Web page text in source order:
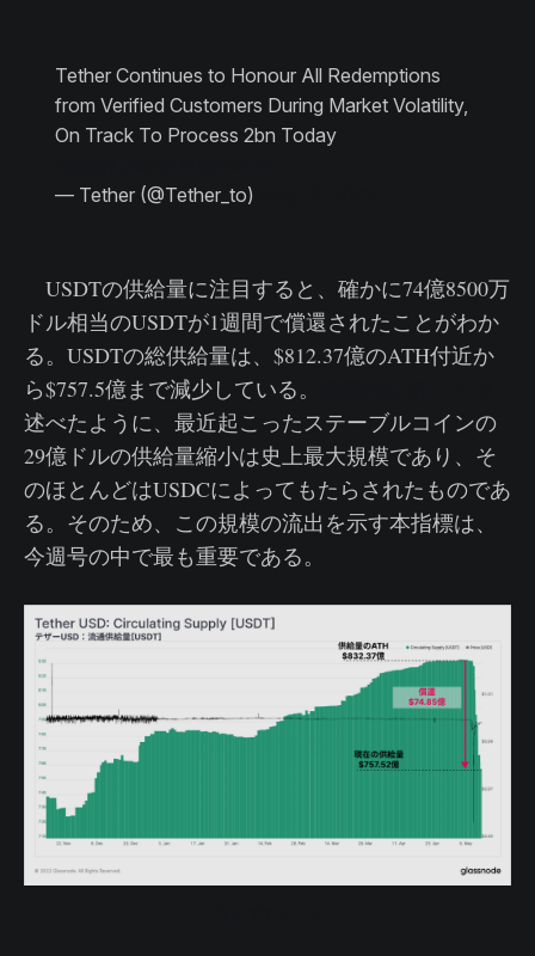
Tether Continues to Honour All Redemptions
from Verified Customers During Market Volatility,
On Track To Process 2bn Today
— Tether (@Tether_to)
USDTの供給量に注目すると、確かに74億8500万
ドル相当のUSDTが1週間で償還されたことがわか
る。USDTの総供給量は、$812.37億のATH付近か
ら$757.5億まで減少している。
述べたように、最近起こったステーブルコインの
29億ドルの供給量縮小は史上最大規模であり、そ
のほとんどはUSDCによってもたらされたものであ
る。そのため、この規模の流出を示す本指標は、
今週号の中で最も重要である。